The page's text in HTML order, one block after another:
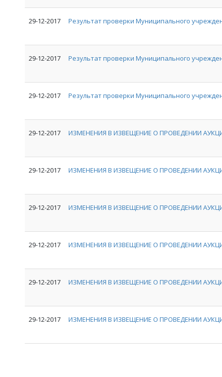
29-12-2017 Результат проверки Муниципального
29-12-2017 Результат проверки Муниципального
29-12-2017 Результат проверки Муниципального
29-12-2017 ИЗМЕНЕНИЯ В ИЗВЕЩЕНИЕ О ПРОВЕДЕНИИ
29-12-2017 ИЗМЕНЕНИЯ В ИЗВЕЩЕНИЕ О ПРОВЕДЕНИИ
29-12-2017 ИЗМЕНЕНИЯ В ИЗВЕЩЕНИЕ О ПРОВЕДЕНИИ
29-12-2017 ИЗМЕНЕНИЯ В ИЗВЕЩЕНИЕ О ПРОВЕДЕНИИ
29-12-2017 ИЗМЕНЕНИЯ В ИЗВЕЩЕНИЕ О ПРОВЕДЕНИИ
29-12-2017 ИЗМЕНЕНИЯ В ИЗВЕЩЕНИЕ О ПРОВЕДЕНИИ